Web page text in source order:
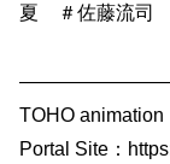
夏 ＃佐藤流司
TOHO animation
Portal Site：